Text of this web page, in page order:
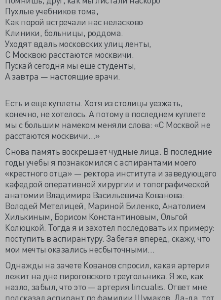
Пухлые учебников тома,
Как порой встречали нас неласково
Клиники, больницы, роддома.
Уходят вдаль московских улиц ленты,
С Москвою расстаются москвичи.
Пускай сегодня мы еще студенты,
А завтра — настоящие врачи.
Есть и еще куплеты. Хотя из столицы уезжать,
конечно, не хотелось. А потому в последнем куплете
мы с большим намеком меняли слова: «С Москвой не
расстаются москвичи…»
Снова память воскрешает чудные лица. В последние
годы учебы я познакомился с аспирантами моего
«крестного отца» — ректора института и заведующего
кафедрой оперативной хирургии и топографической
анатомии Владимира Васильевича Кованова:
Володей Метелицей, Мариной Биленко, Анатолием
Хилькиным, Борисом Константиновым, Ольгой
Колюцкой. Тогда я и захотел последовать их примеру:
поступить в аспирантуру. Забегая вперед, скажу, что
мои мечты оказались несбыточными…
Однажды на зачете Кованов спросил, какая артерия
лежит на дне пироговского треугольника. Я же, как
назло, забыл, что это — артерия lincualis. Ответ мне
подсказал аспирант по фамилии Шумаков. Да-да, тот